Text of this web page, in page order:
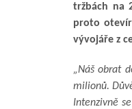
tržbách na
proto
vývojáře z
„Náš obrat
milionů.
Intenzivně